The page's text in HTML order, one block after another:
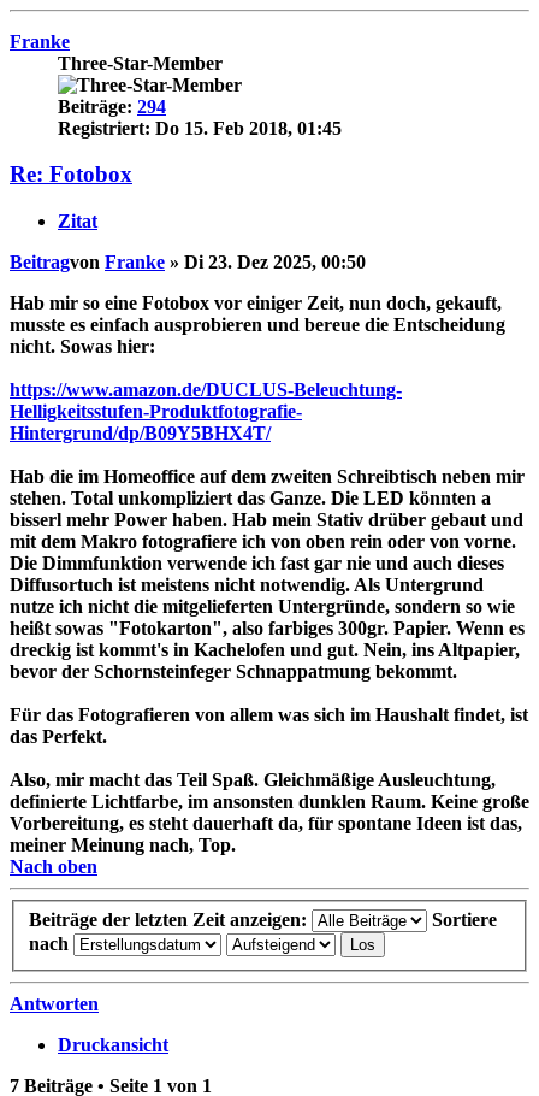
Franke
Three-Star-Member
Beiträge: 294
Registriert: Do 15. Feb 2018, 01:45
Re: Fotobox
Zitat
Beitragvon Franke » Di 23. Dez 2025, 00:50
Hab mir so eine Fotobox vor einiger Zeit, nun doch, gekauft,
musste es einfach ausprobieren und bereue die Entscheidung
nicht. Sowas hier:
https://www.amazon.de/DUCLUS-Beleuchtung-
Helligkeitsstufen-Produktfotografie-
Hintergrund/dp/B09Y5BHX4T/
Hab die im Homeoffice auf dem zweiten Schreibtisch neben mir
stehen. Total unkompliziert das Ganze. Die LED könnten a
bisserl mehr Power haben. Hab mein Stativ drüber gebaut und
mit dem Makro fotografiere ich von oben rein oder von vorne.
Die Dimmfunktion verwende ich fast gar nie und auch dieses
Diffusortuch ist meistens nicht notwendig. Als Untergrund
nutze ich nicht die mitgelieferten Untergründe, sondern so wie
heißt sowas "Fotokarton", also farbiges 300gr. Papier. Wenn es
dreckig ist kommt's in Kachelofen und gut. Nein, ins Altpapier,
bevor der Schornsteinfeger Schnappatmung bekommt.
Für das Fotografieren von allem was sich im Haushalt findet, ist
das Perfekt.
Also, mir macht das Teil Spaß. Gleichmäßige Ausleuchtung,
definierte Lichtfarbe, im ansonsten dunklen Raum. Keine große
Vorbereitung, es steht dauerhaft da, für spontane Ideen ist das,
meiner Meinung nach, Top.
Nach oben
Beiträge der letzten Zeit anzeigen:
Sortiere
nach
Antworten
Druckansicht
7 Beiträge • Seite 1 von 1